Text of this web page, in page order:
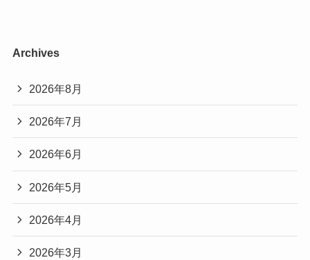
Archives
2026年8月
2026年7月
2026年6月
2026年5月
2026年4月
2026年3月